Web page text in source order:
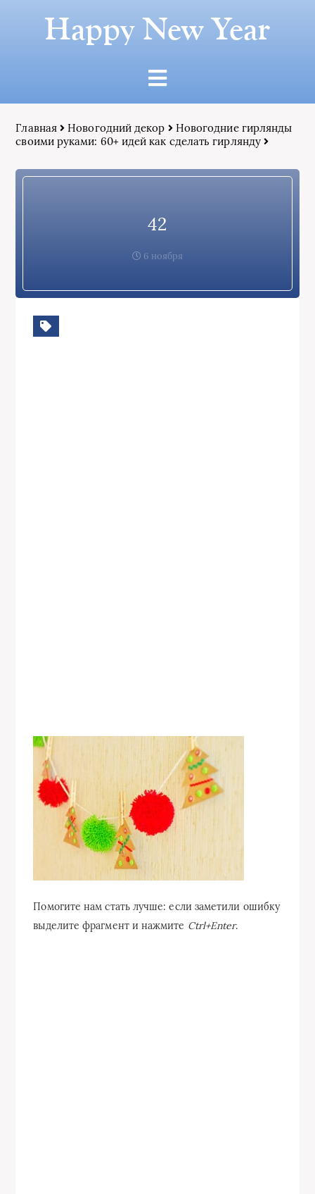
Happy New Year
Главная Новогодний декор
Новогодние гирлянды
своими руками: 60+ идей как сделать гирлянду
42
6 ноября
Помогите нам стать лучше: если заметили ошибку
выделите фрагмент и нажмите Ctrl+Enter.